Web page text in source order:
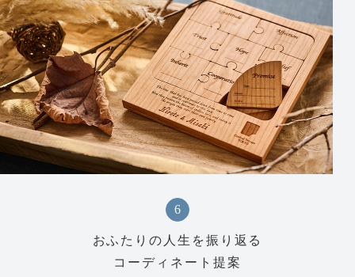
6
おふたりの人生を振り返る
コーディネート提案